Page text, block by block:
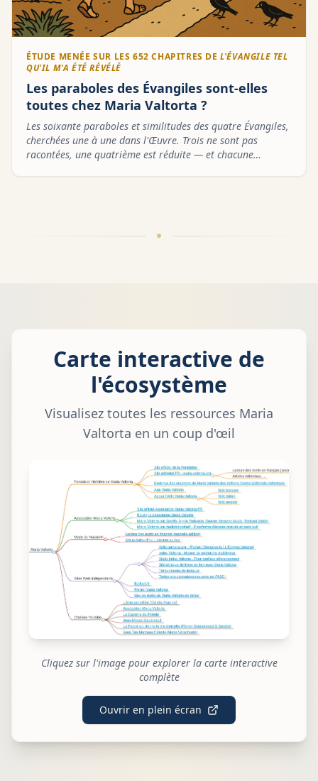
ÉTUDE MENÉE SUR LES 652 CHAPITRES DEL'ÉVANGILE TEL
QU'IL M'A ÉTÉ RÉVÉLÉ
Les paraboles des Évangiles sont-elles
toutes chez Maria Valtorta ?
Les soixante paraboles et similitudes des quatre Évangiles,
cherchées une à une dans l'Œuvre. Trois ne sont pas
racontées, une quatrième est réduite — et chacune
Carte interactive de
l'écosystème
Visualisez toutes les ressources Maria
Valtorta en un coup d'œil
Cliquez sur l'image pour explorer la carte interactive
complète
Ouvrir en plein écran